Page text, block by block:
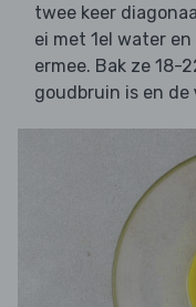
twee keer
ei met 1el water
ermee. Bak ze 18-
goudbruin is en de